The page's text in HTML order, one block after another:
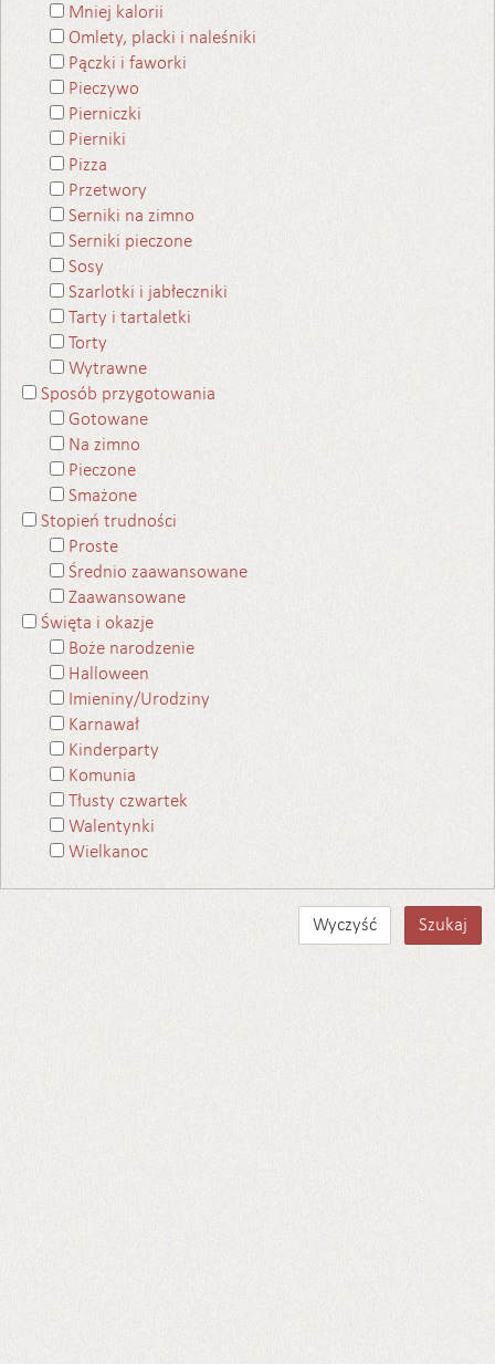
Mniej kalorii
Omlety, placki i naleśniki
Pączki i faworki
Pieczywo
Pierniczki
Pierniki
Pizza
Przetwory
Serniki na zimno
Serniki pieczone
Sosy
Szarlotki i jabłeczniki
Tarty i tartaletki
Torty
Wytrawne
Sposób przygotowania
Gotowane
Na zimno
Pieczone
Smażone
Stopień trudności
Proste
Średnio zaawansowane
Zaawansowane
Święta i okazje
Boże narodzenie
Halloween
Imieniny/Urodziny
Karnawał
Kinderparty
Komunia
Tłusty czwartek
Walentynki
Wielkanoc